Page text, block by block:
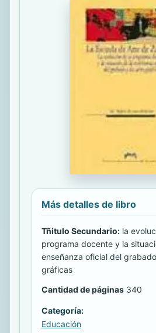
Más detalles de libro
Tñitulo Secundario: la
programa docente y la
enseñanza oficial del
gráficas
Cantidad de páginas 340
Categoría:
Educación